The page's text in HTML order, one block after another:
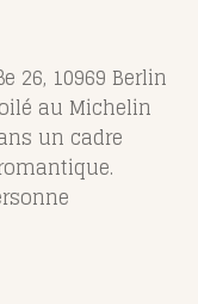
26, 10969 Berlin
au Michelin
un cadre